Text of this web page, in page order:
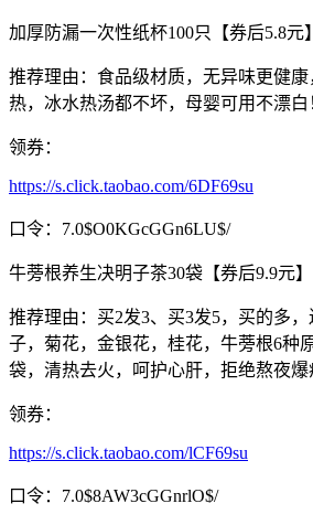
加厚防漏一次性纸杯100只【券后5.8元】
推荐理由：食品级材质，无异味更健
热，冰水热汤都不坏，母婴可用不漂白
领券：
https://s.click.taobao.com/6DF69su
口令：7.0$O0KGcGGn6LU$/
牛蒡根养生决明子茶30袋【券后9.9元】
推荐理由：买2发3、买3发5，买的多
子，菊花，金银花，桂花，牛蒡根6种
袋，清热去火，呵护心肝，拒绝熬夜爆
领券：
https://s.click.taobao.com/lCF69su
口令：7.0$8AW3cGGnrlO$/